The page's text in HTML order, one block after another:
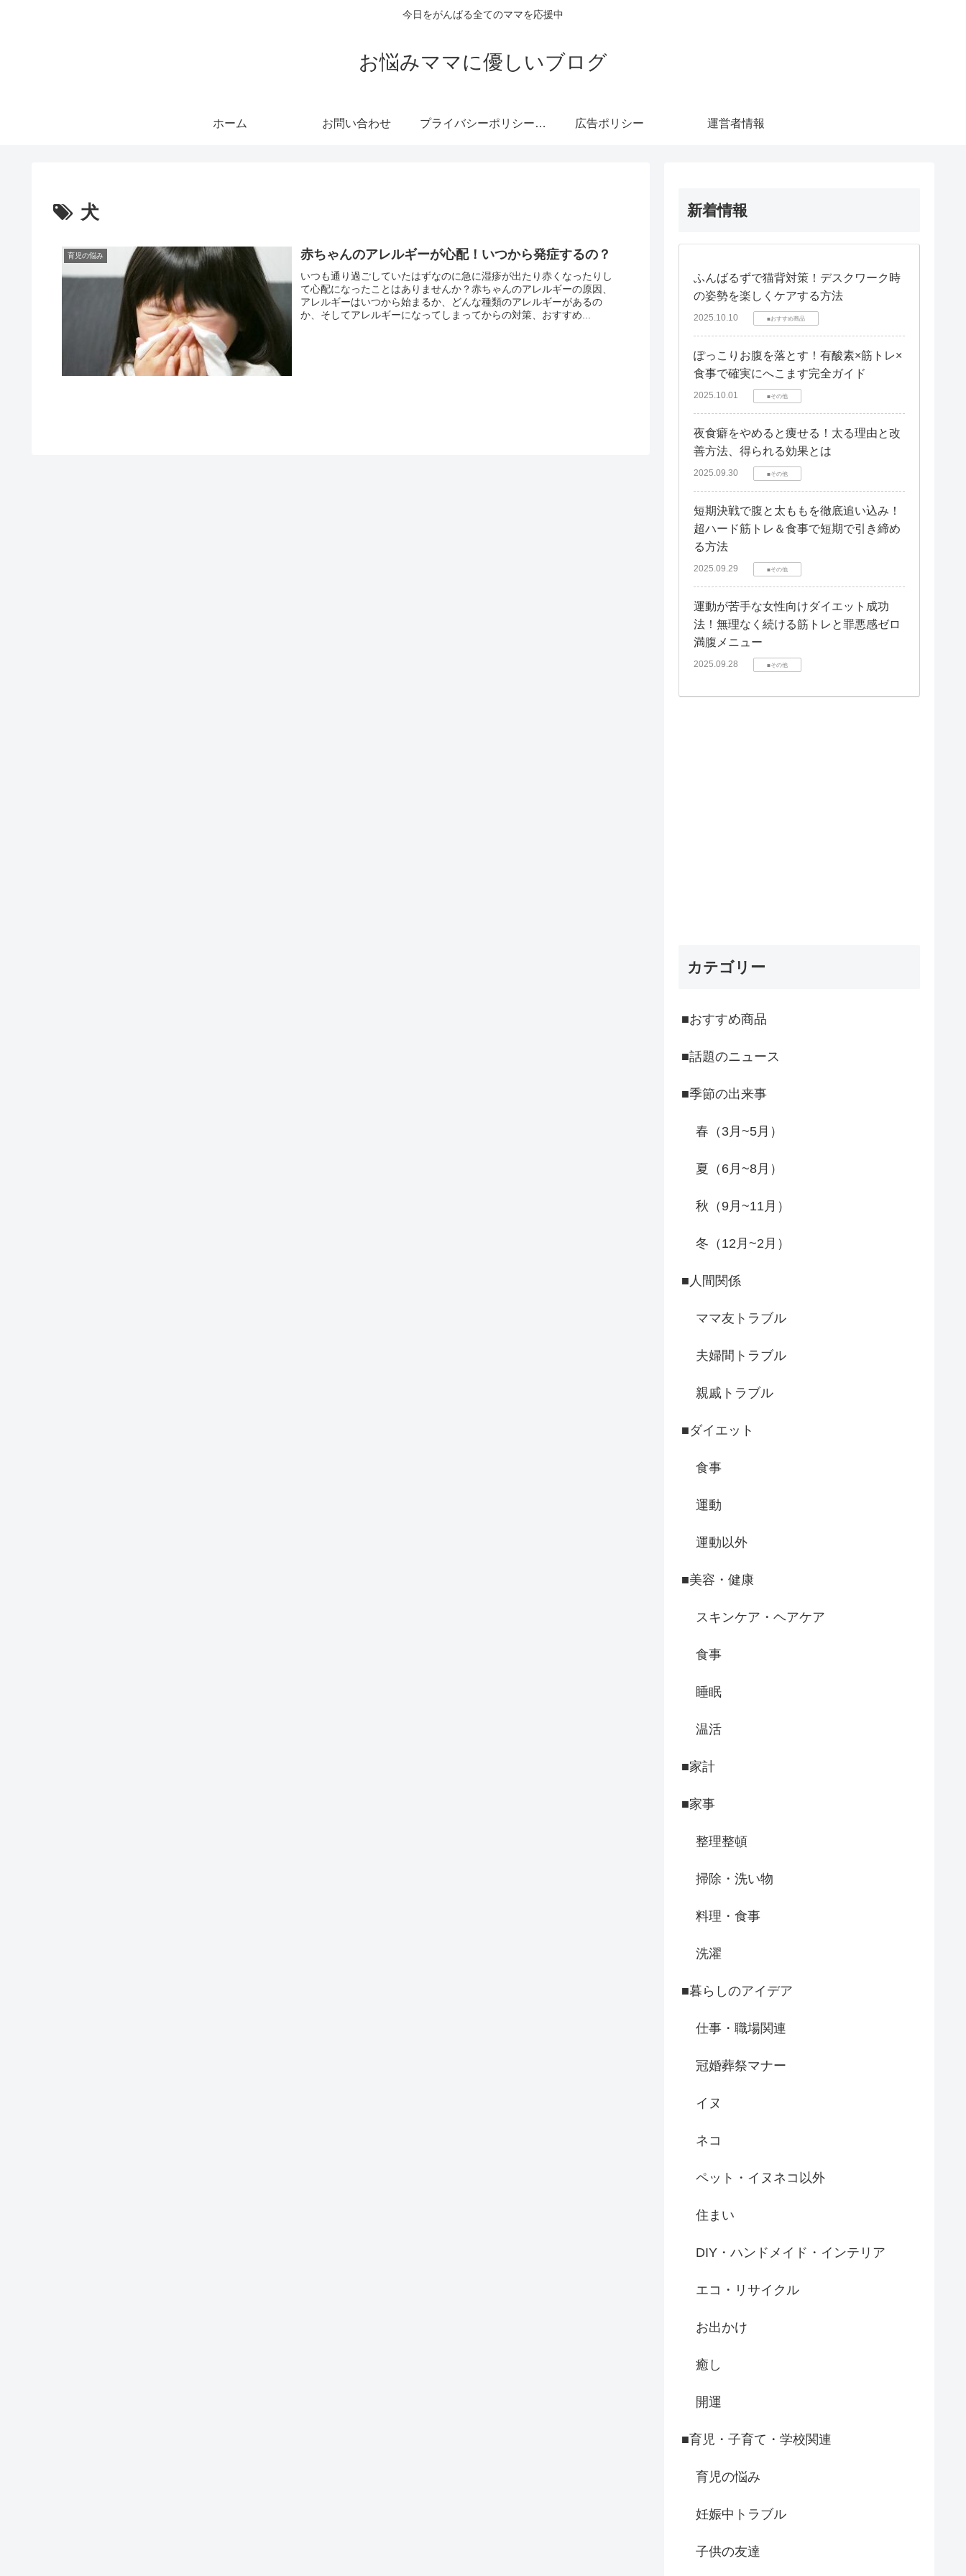
今日をがんばる全てのママを応援中
お悩みママに優しいブログ
ホーム お問い合わせ プライバシーポリシー・免責事項 広告ポリシー 運営者情報
犬
育児の悩み 赤ちゃんのアレルギーが心配！いつから発症するの？
いつも通り過ごしていたはずなのに急に湿疹が出たり赤くなったりし
て心配になったことはありませんか？赤ちゃんのアレルギーの原因、
アレルギーはいつから始まるか、どんな種類のアレルギーがあるの
か、そしてアレルギーになってしまってからの対策、おすすめ...
新着情報
ふんばるずで猫背対策！デスクワーク時
の姿勢を楽しくケアする方法
2025.10.10 ■おすすめ商品
ぽっこりお腹を落とす！有酸素×筋トレ×
食事で確実にへこます完全ガイド
2025.10.01 ■その他
夜食癖をやめると痩せる！太る理由と改
善方法、得られる効果とは
2025.09.30 ■その他
短期決戦で腹と太ももを徹底追い込み！
超ハード筋トレ＆食事で短期で引き締め
る方法
2025.09.29 ■その他
運動が苦手な女性向けダイエット成功
法！無理なく続ける筋トレと罪悪感ゼロ
満腹メニュー
2025.09.28 ■その他
カテゴリー
■おすすめ商品
■話題のニュース
■季節の出来事
春（3月~5月）
夏（6月~8月）
秋（9月~11月）
冬（12月~2月）
■人間関係
ママ友トラブル
夫婦間トラブル
親戚トラブル
■ダイエット
食事
運動
運動以外
■美容・健康
スキンケア・ヘアケア
食事
睡眠
温活
■家計
■家事
整理整頓
掃除・洗い物
料理・食事
洗濯
■暮らしのアイデア
仕事・職場関連
冠婚葬祭マナー
イヌ
ネコ
ペット・イヌネコ以外
住まい
DIY・ハンドメイド・インテリア
エコ・リサイクル
お出かけ
癒し
開運
■育児・子育て・学校関連
育児の悩み
妊娠中トラブル
子供の友達